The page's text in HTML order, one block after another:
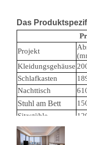
Das
Projekt
Kleidungsgehäuse
Schlafkasten
Nachttisch
Stuhl am Bett
Sitzstühle
Fußstuhl
Kaffeetisch